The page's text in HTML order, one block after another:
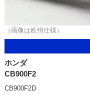
（画像は欧州仕様）
ホンダ
CB900F2
CB900F2D